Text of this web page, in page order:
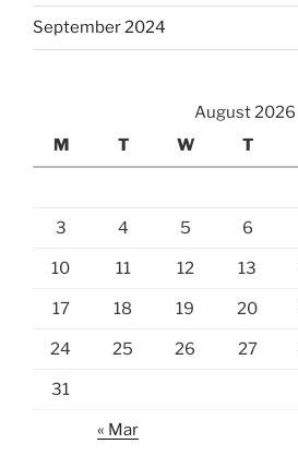
September 2024
August 2026
M
T W T
3 4 5 6
10 11 12 13
17 18 19 20
24 25 26 27
31
« Mar